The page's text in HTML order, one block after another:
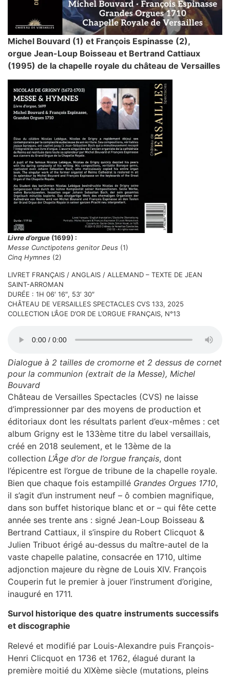
Michel Bouvard (1) et François Espinasse (2),
orgue Jean-Loup Boisseau et Bertrand Cattiaux
(1995) de la chapelle royale du château de Versailles
Livre d’orgue (1699) :
Messe Cunctipotens genitor Deus (1)
Cinq Hymnes (2)
LIVRET FRANÇAIS / ANGLAIS / ALLEMAND – TEXTE DE JEAN
SAINT-ARROMAN
DURÉE : 1H 06′ 16″, 53′ 30″
CHÂTEAU DE VERSAILLES SPECTACLES CVS 133, 2025
COLLECTION L’ÂGE D’OR DE L’ORGUE FRANÇAIS, N°13
Dialogue à 2 tailles de cromorne et 2 dessus de cornet
pour la communion (extrait de la Messe), Michel
Bouvard
Château de Versailles Spectacles (CVS) ne laisse
d’impressionner par des moyens de production et
éditoriaux dont les résultats parlent d’eux-mêmes : cet
album Grigny est le 133ème titre du label versaillais,
créé en 2018 seulement, et le 13ème de la
collection L’Âge d’or de l’orgue français, dont
l’épicentre est l’orgue de tribune de la chapelle royale.
Bien que chaque fois estampillé Grandes Orgues 1710,
il s’agit d’un instrument neuf – ô combien magnifique,
dans son buffet historique blanc et or – qui fête cette
année ses trente ans : signé Jean-Loup Boisseau &
Bertrand Cattiaux, il s’inspire du Robert Clicquot &
Julien Tribuot érigé au-dessus du maître-autel de la
vaste chapelle palatine, consacrée en 1710, ultime
adjonction majeure du règne de Louis XIV. François
Couperin fut le premier à jouer l’instrument d’origine,
inauguré en 1711.
Survol historique des quatre instruments successifs
et discographie
Relevé et modifié par Louis-Alexandre puis François-
Henri Clicquot en 1736 et 1762, élagué durant la
première moitié du XIXème siècle (mutations, pleins